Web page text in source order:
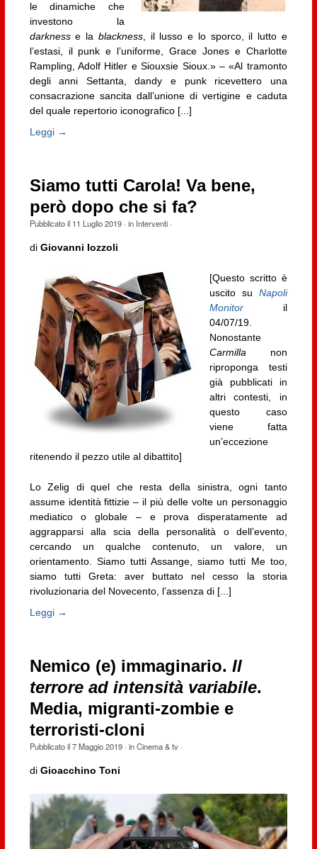
le dinamiche che
investono la
darknesse la blackness, il lusso e lo sporco, il lutto e
l’estasi, il punk e l’uniforme, Grace Jones e Charlotte
Rampling, Adolf Hitler e Siouxsie Sioux.» – «Al tramonto
degli anni Settanta, dandy e punk ricevettero una
consacrazione sancita dall’unione di vertigine e caduta
del quale repertorio iconografico [...]
Leggi →
Siamo tutti Carola! Va bene,
però dopo che si fa?
Pubblicato il 11 Luglio 2019· in Interventi·
di Giovanni Iozzoli
[Questo scritto è
uscito su Napoli
Monitoril
04/07/19.
Nonostante
Carmilla non
riproponga testi
già pubblicati in
altri contesti, in
questo caso
viene fatta
un’eccezione
ritenendo il pezzo utile al dibattito]
Lo Zelig di quel che resta della sinistra, ogni tanto
assume identità fittizie – il più delle volte un personaggio
mediatico o globale – e prova disperatamente ad
aggrapparsi alla scia della personalità o dell’evento,
cercando un qualche contenuto, un valore, un
orientamento. Siamo tutti Assange, siamo tutti Me too,
siamo tutti Greta: aver buttato nel cesso la storia
rivoluzionaria del Novecento, l’assenza di [...]
Leggi →
Nemico (e) immaginario. Il
terrore ad intensità variabile.
Media, migranti-zombie e
terroristi-cloni
Pubblicato il7 Maggio 2019· inCinema & tv·
di Gioacchino Toni